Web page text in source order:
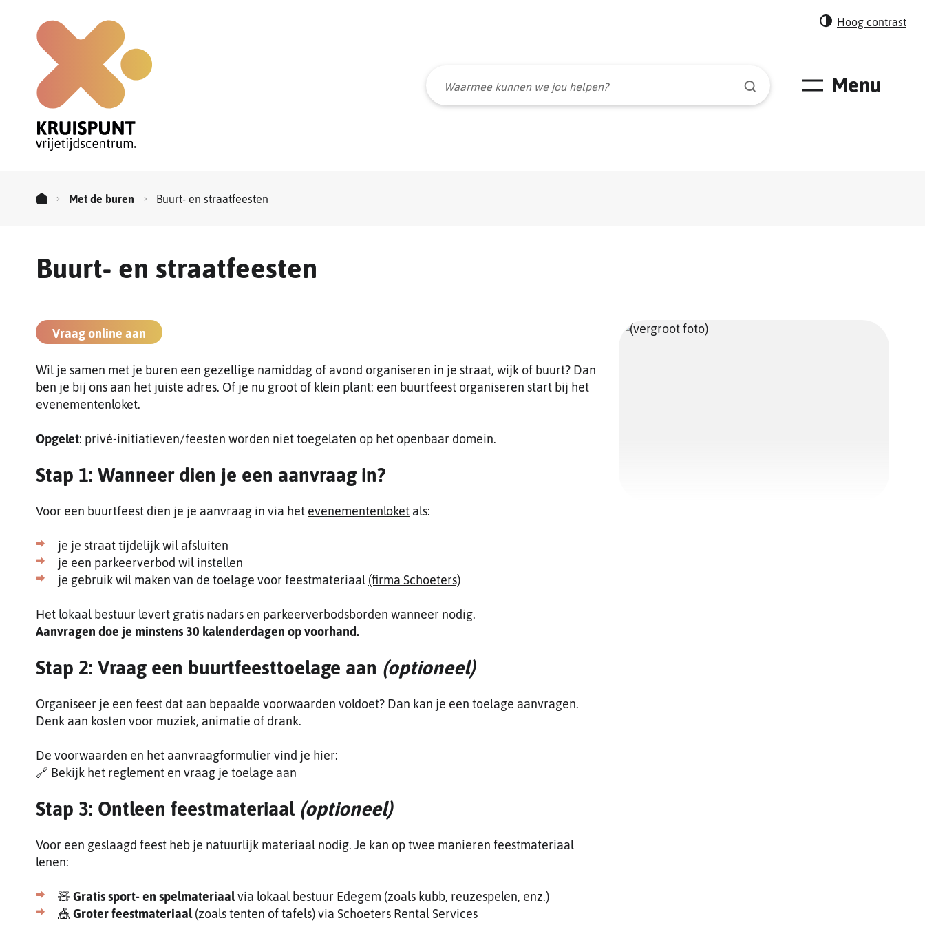
Hoog contrast
Kruispunt
vrijetijdscentrum
kunnen
we
Menu
Met de buren Buurt- en straatfeesten
Buurt- en straatfeesten
Vraag online aan
Wil je samen met je buren een gezellige namiddag of avond organiseren in je straat, wijk of buurt? Dan
ben je bij ons aan het juiste adres. Of je nu groot of klein plant: een buurtfeest organiseren start bij het
evenementenloket.
Opgelet: privé-initiatieven/feesten worden niet toegelaten op het openbaar domein.
Stap 1: Wanneer dien je een aanvraag in?
Voor een buurtfeest dien je je aanvraag in via het evenementenloket als:
je je straat tijdelijk wil afsluiten
je een parkeerverbod wil instellen
je gebruik wil maken van de toelage voor feestmateriaal (firma Schoeters)
Het lokaal bestuur levert gratis nadars en parkeerverbodsborden wanneer nodig.
Aanvragen doe je minstens 30 kalenderdagen op voorhand.
Stap 2: Vraag een buurtfeesttoelage aan (optioneel)
Organiseer je een feest dat aan bepaalde voorwaarden voldoet? Dan kan je een toelage aanvragen.
Denk aan kosten voor muziek, animatie of drank.
De voorwaarden en het aanvraagformulier vind je hier:
🔗 Bekijk het reglement en vraag je toelage aan
Stap 3: Ontleen feestmateriaal (optioneel)
Voor een geslaagd feest heb je natuurlijk materiaal nodig. Je kan op twee manieren feestmateriaal
lenen:
🧸 Gratis sport- en spelmateriaalvia lokaal bestuur Edegem (zoals kubb, reuzespelen, enz.)
🎪 Groter feestmateriaal(zoals tenten of tafels) via Schoeters Rental Services